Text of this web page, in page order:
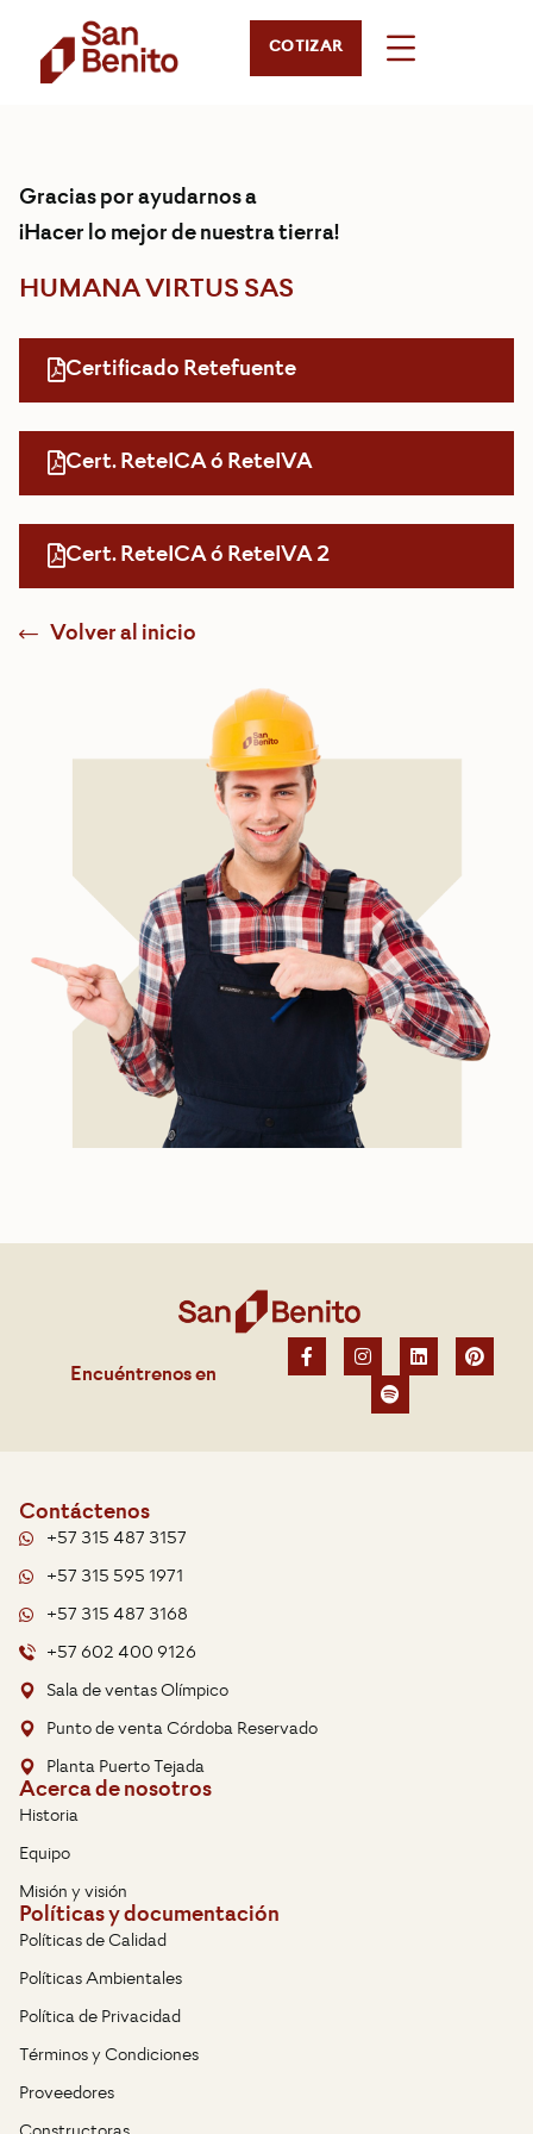
COTIZAR
Gracias por ayudarnos a
¡Hacer lo mejor de nuestra tierra!
HUMANA VIRTUS SAS
Certificado Retefuente
Cert. ReteICA ó ReteIVA
Cert. ReteICA ó ReteIVA 2
Volver al inicio
Encuéntrenos en
Contáctenos
+57 315 487 3157
+57 315 595 1971
+57 315 487 3168
+57 602 400 9126
Sala de ventas Olímpico
Punto de venta Córdoba Reservado
Planta Puerto Tejada
Acerca de nosotros
Historia
Equipo
Misión y visión
Políticas y documentación
Políticas de Calidad
Políticas Ambientales
Política de Privacidad
Términos y Condiciones
Proveedores